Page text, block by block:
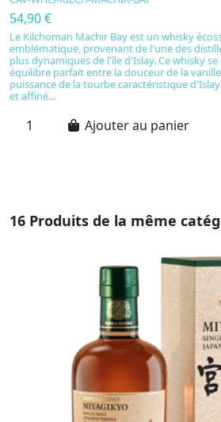
54,90 €
Le Kilchoman Machir Bay est un whisky
emblématique, provenant de l'une des
plus dynamiques de l'île d'Islay. Ce whisky
équilibre parfait entre la douceur de la
puissance de la tourbe caractéristique
et affiné...
Ajouter au panier
16 Produits de la même